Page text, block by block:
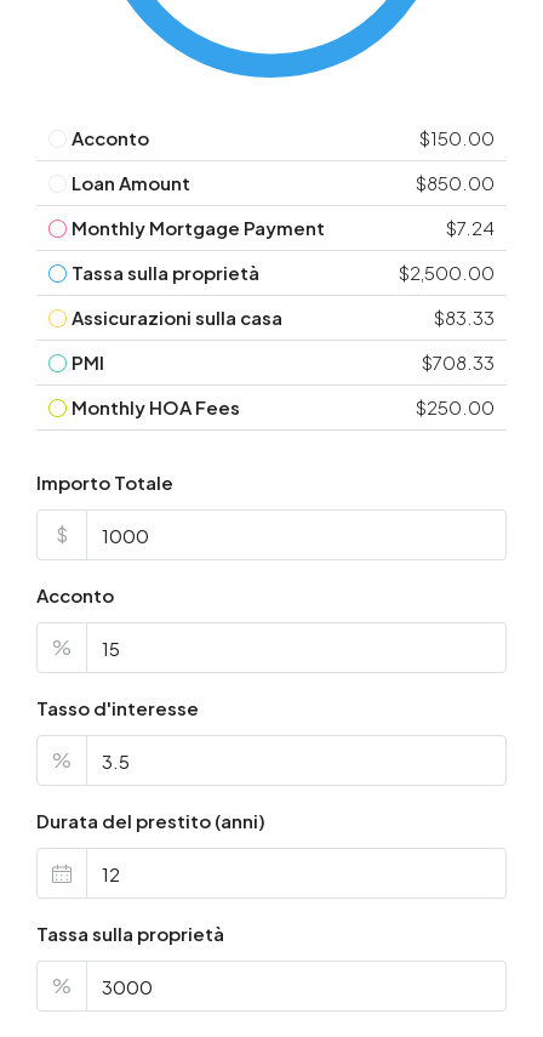
Acconto
$150.00
Loan Amount
$850.00
Monthly Mortgage Payment
$7.24
Tassa sulla proprietà
$2,500.00
Assicurazioni sulla casa
$83.33
PMI
$708.33
Monthly HOA Fees
$250.00
Importo Totale
$
Acconto
%
Tasso d'interesse
%
Durata del prestito (anni)
Tassa sulla proprietà
%